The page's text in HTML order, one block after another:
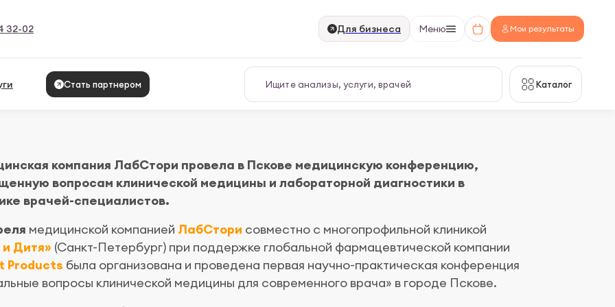
32-02 Для бизнеса Меню Мои результаты
Стать партнером Каталог
компания ЛабСтори провела в Пскове медицинскую конференцию,
вопросам клинической медицины и лабораторной диагностики в
врачей-специалистов.
медицинской компанией ЛабСтори совместно с многопрофильной клиникой
Дитя» (Санкт-Петербург) при поддержке глобальной фармацевтической компании
Products была организована и проведена первая научно-практическая конференция
вопросы клинической медицины для современного врача» в городе Пскове.